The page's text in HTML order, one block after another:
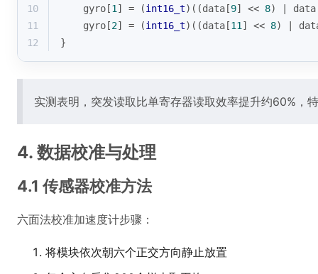
10
    gyro[
1 ] = (int16_t)((data[9] << 8) |
11
    gyro[
2] = (int16_t)((data[11 ] << 8) |
12
}
实测表明，突发读取比单寄存器读取效率提升约60%，
4. 数据校准与处理
4.1 传感器校准方法
六面法校准加速度计步骤：
将模块依次朝六个正交方向静止放置